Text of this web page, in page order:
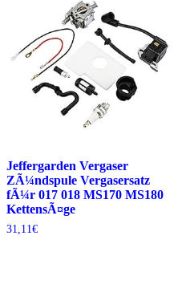
Jeffergarden Vergaser
ZÃ¼ndspule Vergasersatz
fÃ¼r 017 018 MS170 MS180
KettensÃ¤ge
31,11€